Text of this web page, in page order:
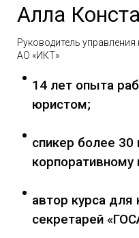
Алла
Руководитель
АО «ИКТ»
14 лет опыта
юристом;
спикер более
корпоративному
автор курса для
секретарей